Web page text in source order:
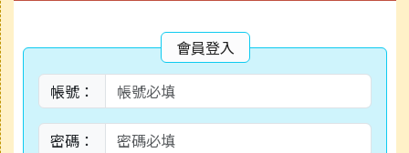
會員登入
帳號：
密碼：